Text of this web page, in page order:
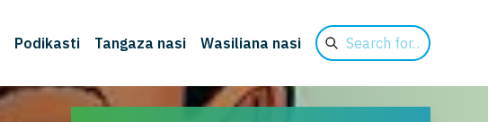
Podikasti Tangaza nasi Wasiliana nasi
Search
for